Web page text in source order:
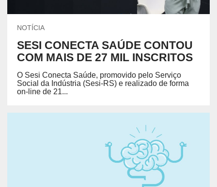
NOTÍCIA
SESI CONECTA SAÚDE CONTOU
COM MAIS DE 27 MIL INSCRITOS
O Sesi Conecta Saúde, promovido pelo Serviço
Social da Indústria (Sesi-RS) e realizado de forma
on-line de 21...